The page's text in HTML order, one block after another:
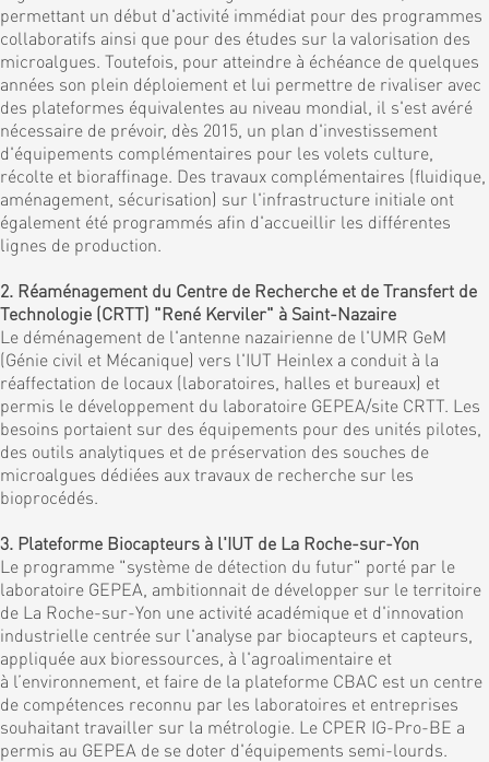
permettant un début d'activité immédiat pour des programmes
collaboratifs ainsi que pour des études sur la valorisation des
microalgues. Toutefois, pour atteindre à échéance de quelques
années son plein déploiement et lui permettre de rivaliser avec
des plateformes équivalentes au niveau mondial, il s'est avéré
nécessaire de prévoir, dès 2015, un plan d'investissement
d'équipements complémentaires pour les volets culture,
récolte et bioraffinage. Des travaux complémentaires (fluidique,
aménagement, sécurisation) sur l'infrastructure initiale ont
également été programmés afin d'accueillir les différentes
lignes de production.
2. Réaménagement du Centre de Recherche et de Transfert de
Technologie (CRTT) "René Kerviler" à Saint-Nazaire
Le déménagement de l'antenne nazairienne de l'UMR GeM
(Génie civil et Mécanique) vers l'IUT Heinlex a conduit à la
réaffectation de locaux (laboratoires, halles et bureaux) et
permis le développement du laboratoire GEPEA/site CRTT. Les
besoins portaient sur des équipements pour des unités pilotes,
des outils analytiques et de préservation des souches de
microalgues dédiées aux travaux de recherche sur les
bioprocédés.
3. Plateforme Biocapteurs à l'IUT de La Roche-sur-Yon
Le programme "système de détection du futur" porté par le
laboratoire GEPEA, ambitionnait de développer sur le territoire
de La Roche-sur-Yon une activité académique et d'innovation
industrielle centrée sur l'analyse par biocapteurs et capteurs,
appliquée aux bioressources, à l'agroalimentaire et
à l’environnement, et faire de la plateforme CBAC est un centre
de compétences reconnu par les laboratoires et entreprises
souhaitant travailler sur la métrologie. Le CPER IG-Pro-BE a
permis au GEPEA de se doter d'équipements semi-lourds.